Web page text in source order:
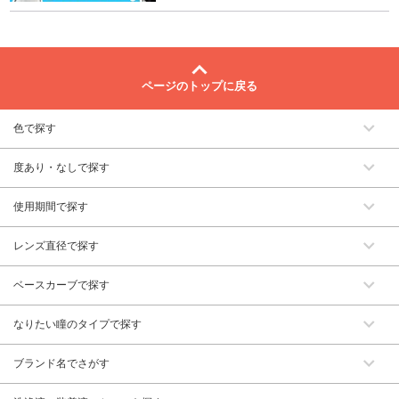
ページのトップに戻る
色で探す
度あり・なしで探す
使用期間で探す
レンズ直径で探す
ベースカーブで探す
なりたい瞳のタイプで探す
ブランド名でさがす